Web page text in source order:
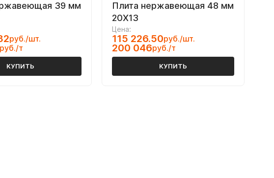
39 мм
руб./шт.
руб./т
КУПИТЬ
Плита нержавеющая 48 мм
20Х13
Цена:
115 226.50руб./шт.
200 046руб./т
КУПИТЬ